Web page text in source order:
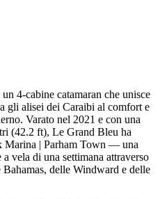
4-cabine catamaran che unisce
gli alisei dei Caraibi al comfort e
Varato nel 2021 e con una
(42.2 ft), Le Grand Bleu ha
Marina | Parham Town — una
vela di una settimana attraverso
delle Windward e delle